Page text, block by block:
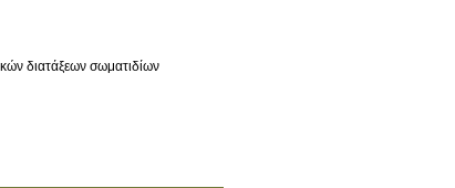
διατάξεων σωματιδίων